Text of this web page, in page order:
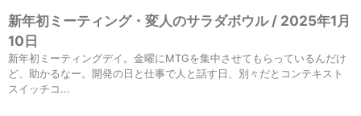
新年初ミーティング・変人のサラダボウル / 2025年1月
10日
新年初ミーティングデイ。金曜にMTGを集中させてもらっているんだけ
ど、助かるなー。開発の日と仕事で人と話す日、別々だとコンテキスト
スイッチコ...